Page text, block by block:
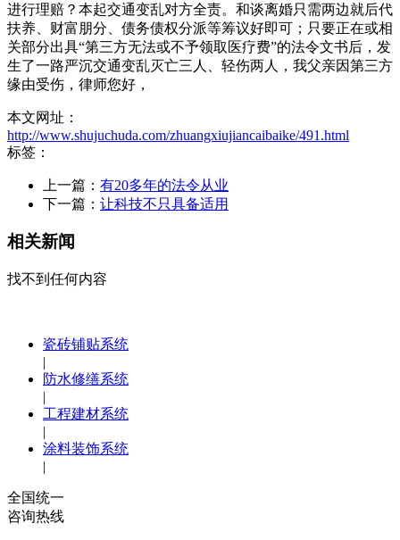
进行理赔？本起交通变乱对方全责。和谈离婚只需两边就后代
扶养、财富朋分、债务债权分派等筹议好即可；只要正在或相
关部分出具“第三方无法或不予领取医疗费”的法令文书后，发
生了一路严沉交通变乱灭亡三人、轻伤两人，我父亲因第三方
缘由受伤，律师您好，
本文网址：
http://www.shujuchuda.com/zhuangxiujiancaibaike/491.html
标签：
上一篇： 有20多年的法令从业
下一篇： 让科技不只具备适用
相关新闻
找不到任何内容
瓷砖铺贴系统
|
防水修缮系统
|
工程建材系统
|
涂料装饰系统
|
全国统一
咨询热线